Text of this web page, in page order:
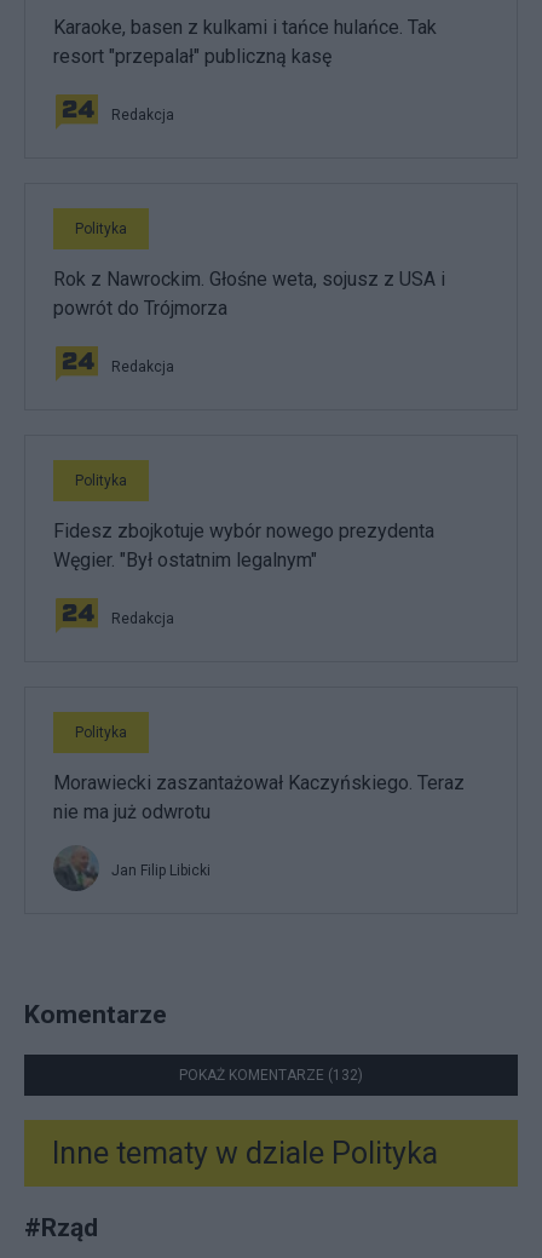
Karaoke, basen z kulkami i tańce hulańce. Tak
resort "przepalał" publiczną kasę
Redakcja
Polityka
Rok z Nawrockim. Głośne weta, sojusz z USA i
powrót do Trójmorza
Redakcja
Polityka
Fidesz zbojkotuje wybór nowego prezydenta
Węgier. "Był ostatnim legalnym"
Redakcja
Polityka
Morawiecki zaszantażował Kaczyńskiego. Teraz
nie ma już odwrotu
Jan Filip Libicki
Komentarze
POKAŻ KOMENTARZE (132)
Inne tematy w dziale Polityka
#Rząd